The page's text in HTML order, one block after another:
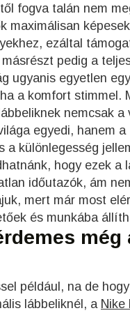
fogva talán nem
maximálisan
ezáltal
pedig a
ugyanis egyetlen
a komfort stimmel.
nemcsak a
egyedi, hanem a
a különlegesség
hogy ezek a
időutazók, ám
mert már most
és munkába
még
például, na de
lábbeliknél, a Nike